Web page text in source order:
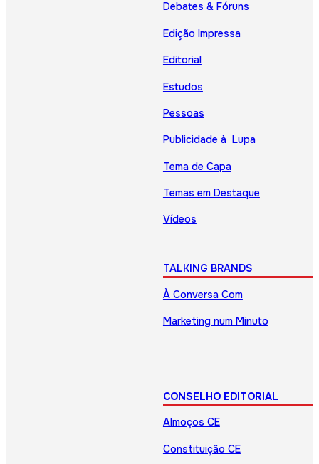
Debates & Fóruns
Edição Impressa
Editorial
Estudos
Pessoas
Publicidade à Lupa
Tema de Capa
Temas em Destaque
Vídeos
TALKING BRANDS
À Conversa Com
Marketing num Minuto
CONSELHO EDITORIAL
Almoços CE
Constituição CE